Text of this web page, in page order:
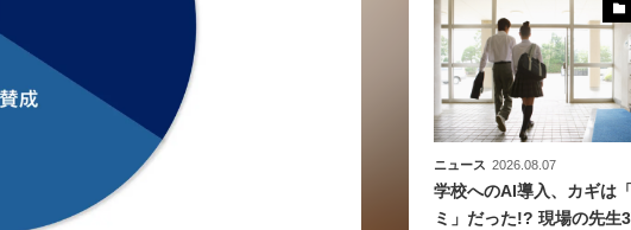
ニュース 2026.08.07
学校へのAI導入、カギは
ミ」だった!? 現場の先生